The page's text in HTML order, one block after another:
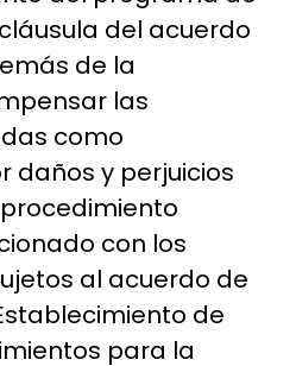
del acuerdo
de la
las
como
daños y perjuicios
con los
al acuerdo de
de
para la